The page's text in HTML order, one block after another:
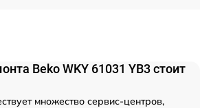
Beko WKY 61031 YB3 стоит
множество сервис-центров,